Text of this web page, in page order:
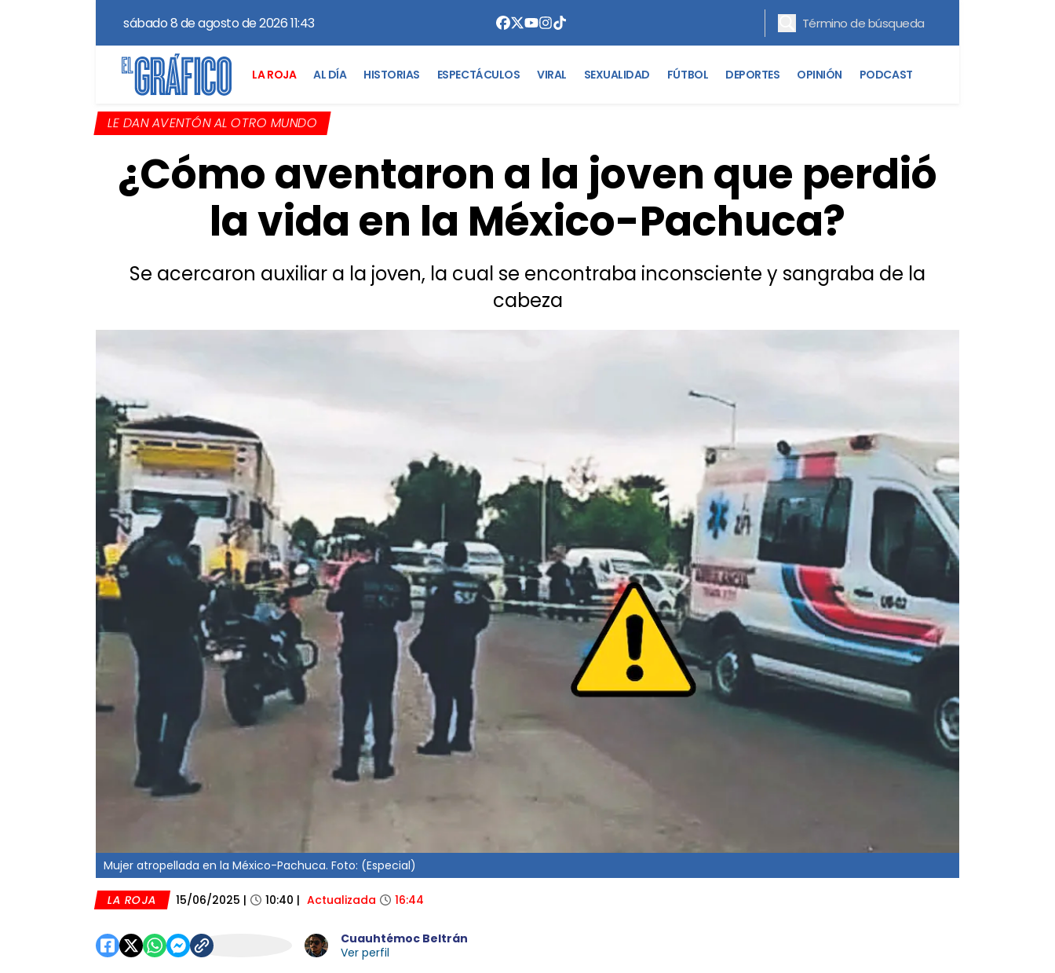
sábado 8 de agosto de 2026 11:43
LA ROJA AL DÍA HISTORIAS ESPECTÁCULOS VIRAL SEXUALIDAD FÚTBOL DEPORTES OPINIÓN PODCAST
LE DAN AVENTÓN AL OTRO MUNDO
¿Cómo aventaron a la joven que perdió
la vida en la México-Pachuca?
Se acercaron auxiliar a la joven, la cual se encontraba inconsciente y sangraba de la
cabeza
Mujer atropellada en la México-Pachuca. Foto: (Especial)
LA ROJA 15/06/2025 | 10:40 | Actualizada 16:44
Cuauhtémoc Beltrán
Ver perfil